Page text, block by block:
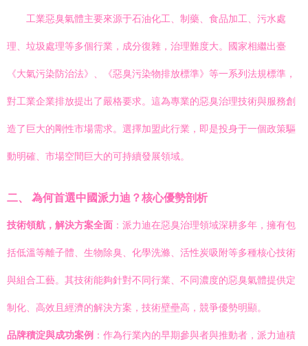
工業惡臭氣體主要來源于石油化工、制藥、食品加工、污水處
理、垃圾處理等多個行業，成分復雜，治理難度大。國家相繼出臺
《大氣污染防治法》、《惡臭污染物排放標準》等一系列法規標準，
對工業企業排放提出了嚴格要求。這為專業的惡臭治理技術與服務創
造了巨大的剛性市場需求。選擇加盟此行業，即是投身于一個政策驅
動明確、市場空間巨大的可持續發展領域。
二、 為何首選中國派力迪？核心優勢剖析
技術領航，解決方案全面 ：派力迪在惡臭治理領域深耕多年，擁有包
括低溫等離子體、生物除臭、化學洗滌、活性炭吸附等多種核心技術
與組合工藝。其技術能夠針對不同行業、不同濃度的惡臭氣體提供定
制化、高效且經濟的解決方案，技術壁壘高，競爭優勢明顯。
品牌積淀與成功案例 ：作為行業內的早期參與者與推動者，派力迪積